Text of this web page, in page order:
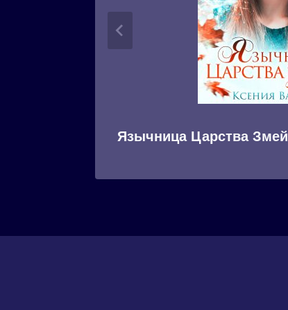
Язычница Царства Змей